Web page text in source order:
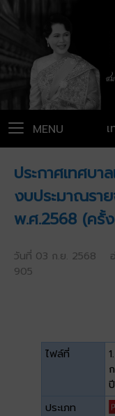
MENU
ประกาศเทศบา
งบประมาณรา
พ.ศ.2568 (ครั้
วันที่ 03 ก.ย. 2568
905
ไฟล์ที่
ประเภท